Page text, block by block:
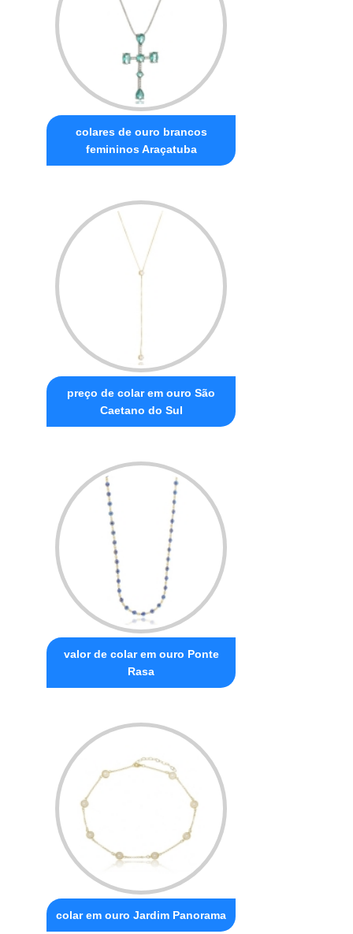
colares de ouro brancos
femininos Araçatuba
preço de colar em ouro São
Caetano do Sul
valor de colar em ouro Ponte
Rasa
colar em ouro Jardim Panorama